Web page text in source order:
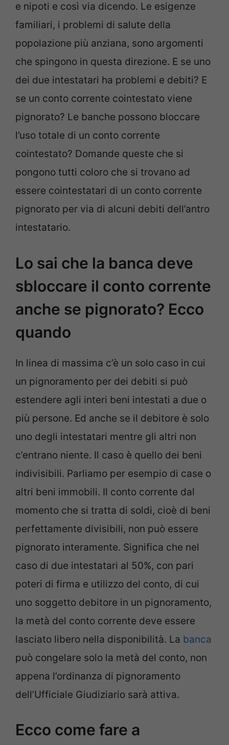
e nipoti e così via dicendo. Le esigenze
familiari, i problemi di salute della
popolazione più anziana, sono argomenti
che spingono in questa direzione. E se uno
dei due intestatari ha problemi e debiti? E
se un conto corrente cointestato viene
pignorato? Le banche possono bloccare
l’uso totale di un conto corrente
cointestato? Domande queste che si
pongono tutti coloro che si trovano ad
essere cointestatari di un conto corrente
pignorato per via di alcuni debiti dell’antro
intestatario.
Lo sai che la banca deve
sbloccare il conto corrente
anche se pignorato? Ecco
quando
In linea di massima c’è un solo caso in cui
un pignoramento per dei debiti si può
estendere agli interi beni intestati a due o
più persone. Ed anche se il debitore è solo
uno degli intestatari mentre gli altri non
c’entrano niente. Il caso è quello dei beni
indivisibili. Parliamo per esempio di case o
altri beni immobili. Il conto corrente dal
momento che si tratta di soldi, cioè di beni
perfettamente divisibili, non può essere
pignorato interamente. Significa che nel
caso di due intestatari al 50%, con pari
poteri di firma e utilizzo del conto, di cui
uno soggetto debitore in un pignoramento,
la metà del conto corrente deve essere
lasciato libero nella disponibilità. La banca
può congelare solo la metà del conto, non
appena l’ordinanza di pignoramento
dell’Ufficiale Giudiziario sarà attiva.
Ecco come fare a